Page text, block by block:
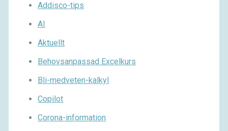
Addisco-tips
AI
Aktuellt
Behovsanpassad Excelkurs
Bli-medveten-kalkyl
Copilot
Corona-information